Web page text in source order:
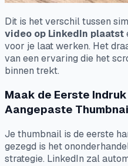
Dit is het verschil tussen
video op LinkedIn plaatst
voor je laatwerken. Het
van een ervaring die het
binnen trekt.
Maak de Eerste
Aangepaste
Je thumbnail is de eerste
gezegd is het
strategie. LinkedIn zal